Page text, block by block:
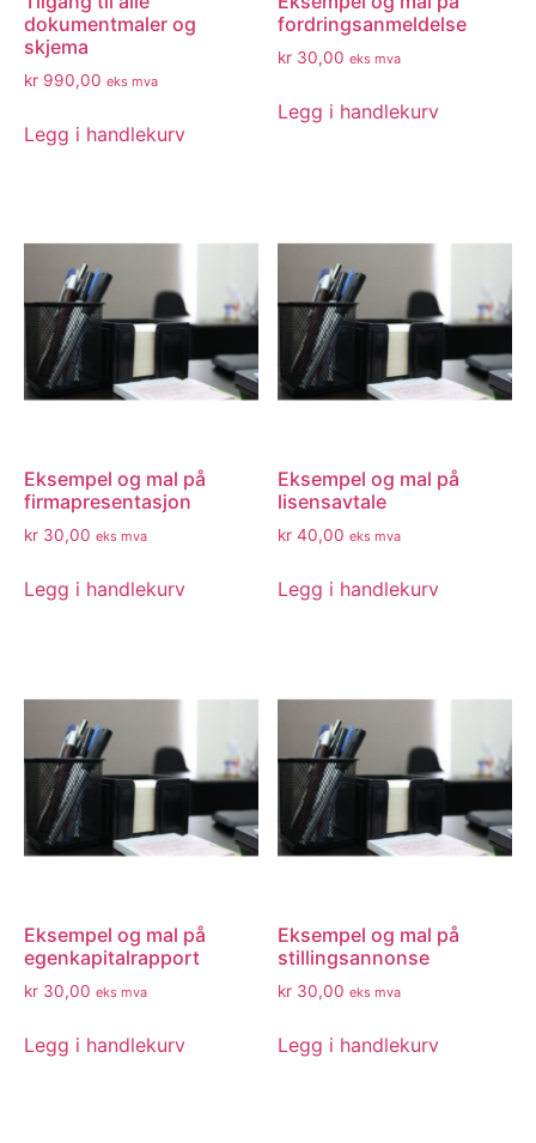
dokumentmaler og
skjema
kr 990,00 eks mva
Legg i handlekurv
fordringsanmeldelse
kr 30,00 eks mva
Legg i handlekurv
Eksempel og mal på
firmapresentasjon
kr 30,00 eks mva
Legg i handlekurv
Eksempel og mal på
lisensavtale
kr 40,00 eks mva
Legg i handlekurv
Eksempel og mal på
egenkapitalrapport
kr 30,00 eks mva
Legg i handlekurv
Eksempel og mal på
stillingsannonse
kr 30,00 eks mva
Legg i handlekurv